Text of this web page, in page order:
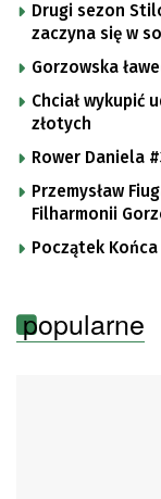
Drugi sezon
zaczyna się w
Gorzowska
Chciał wykupić
złotych
Rower Daniela
Przemysław
Filharmonii
Początek
popularne